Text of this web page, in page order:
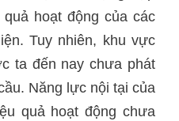
hoạt động của các
Tuy nhiên, khu vực
ta đến nay chưa phát
Năng lực nội tại của
quả hoạt động chưa